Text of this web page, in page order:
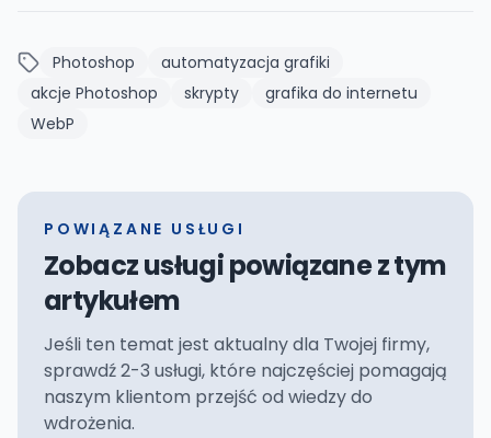
Photoshop
automatyzacja grafiki
akcje Photoshop
skrypty
grafika do internetu
WebP
POWIĄZANE USŁUGI
Zobacz usługi powiązane z tym
artykułem
Jeśli ten temat jest aktualny dla Twojej firmy,
sprawdź 2-3 usługi, które najczęściej pomagają
naszym klientom przejść od wiedzy do
wdrożenia.